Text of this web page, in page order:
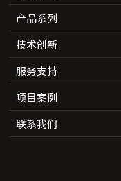
产品系列
技术创新
服务支持
项目案例
联系我们